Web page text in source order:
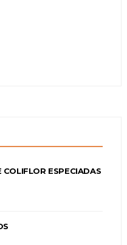
COLIFLOR ESPECIADAS